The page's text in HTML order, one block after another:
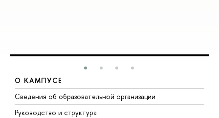
О КАМПУСЕ
Сведения об образовательной организации
Руководство и структура